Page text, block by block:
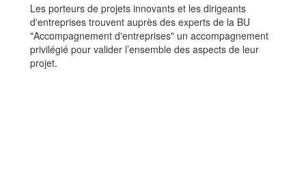
Les porteurs de projets innovants et les dirigeants
d'entreprises trouvent auprès des experts de la BU
"Accompagnement d'entreprises" un accompagnement
privilégié pour valider l’ensemble des aspects de leur
projet.